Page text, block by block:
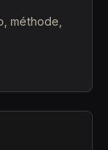
méthode,